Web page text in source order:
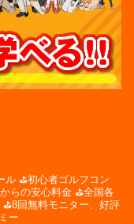
ル ⛳️初心者ゴルフコン
らの安心料金 ⛳️全国各
⛳️8回無料モニター、好評
ー